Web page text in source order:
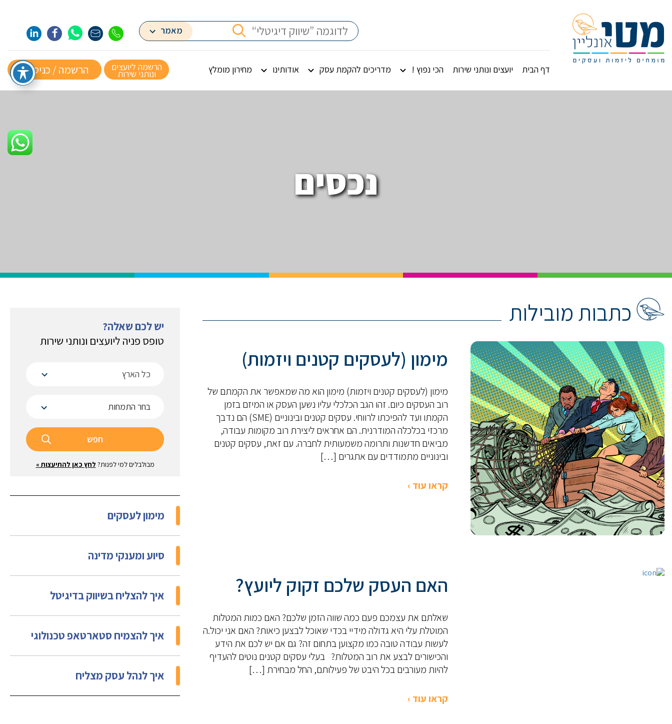
מאמר
דף הבית יועצים ונותני שירות הכי נפוץ ! מדריכים להקמת עסק אודותינו מחירון מומלץ הרשמה / כניסה » הרשמה ליועצים
ונותני שירות
נכסים
כתבות מובילות
מימון (לעסקים קטנים ויזמות)
מימון (לעסקים קטנים ויזמות) מימון הוא מה שמאפשר את הקמתם של
רוב העסקים כיום. זהו הגב הכלכלי עליו נשען העסק או המיזם בזמן
הקמתו ועד להפיכתו לרווחי. עסקים קטנים ובינוניים (SME) הם נדבך
מרכזי בכלכלה המודרנית. הם אחראים ליצירת רוב מקומות עבודה,
מביאים חדשנות ותרומה משמעותית לחברה. עם זאת, עסקים קטנים
ובינוניים מתמודדים עם אתגרים […]
קראו עוד ›
האם העסק שלכם זקוק ליועץ?
שאלתם את עצמכם פעם כמה שווה הזמן שלכם? האם כמות המטלות
המוטלת עלי היא גדולה מידיי בכדי שאוכל לבצען כיאות? האם אני יכול.ה
לעשות עבודה טובה כמו מקצוען בתחום זה? גם אם יש לכם את הידע
והכישורים לבצע את רוב המטלות? בעלי עסקים קטנים נוטים להעדיף
להיות מעורבים בכל היבט של פעילותם, החל מבחירת […]
קראו עוד ›
יש לכם שאלה?
טופס פניה ליועצים ונותני שירות
כל הארץ
חפש
מבולבלים למי לפנות? לחץ כאן להתיעצות »
מימון לעסקים
סיוע ומענקי מדינה
איך להצליח בשיווק בדיגיטל
איך להצמיח סטארטאפ טכנולוגי
איך לנהל עסק מצליח